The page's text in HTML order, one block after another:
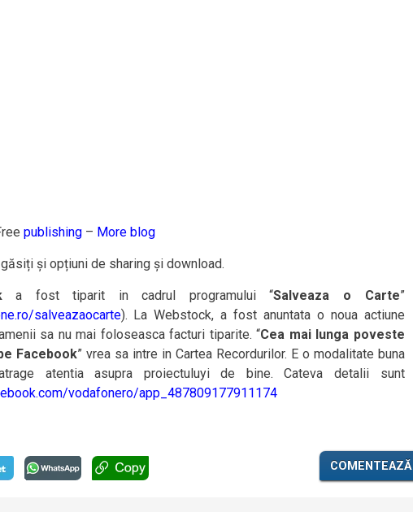
publishing– More blog
și opțiuni de sharing și download.
a fost tiparit in cadrul programului “Salveaza o Carte”
salveazaocarte). La Webstock, a fost anuntata o noua actiune
sa nu mai foloseasca facturi tiparite. “Cea mai lunga poveste
Facebook” vrea sa intre in Cartea Recordurilor. E o modalitate buna
atentia asupra proiectuluyi de bine. Cateva detalii sunt
vodafonero/app_487809177911174
COMENTEAZĂ